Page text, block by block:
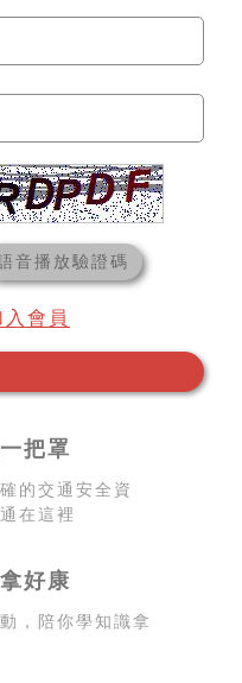
把罩
的交通安全資
在這裡
好康
，陪你學知識拿
音播放驗證碼
入會員